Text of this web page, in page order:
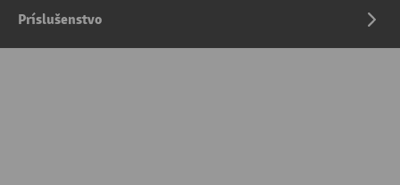
Príslušenstvo